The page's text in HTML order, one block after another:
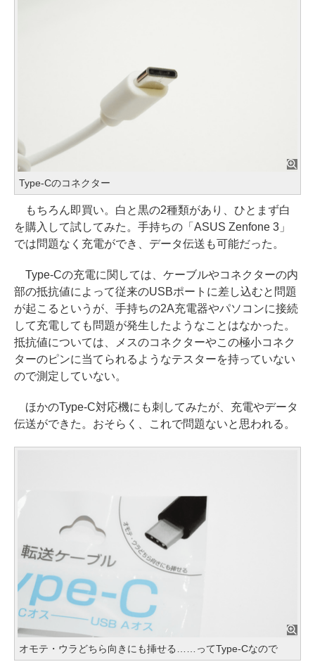
Type-Cのコネクター
もちろん即買い。白と黒の2種類があり、ひとまず白
を購入して試してみた。手持ちの「ASUS Zenfone 3」
では問題なく充電ができ、データ伝送も可能だった。
Type-Cの充電に関しては、ケーブルやコネクターの内
部の抵抗値によって従来のUSBポートに差し込むと問題
が起こるというが、手持ちの2A充電器やパソコンに接続
して充電しても問題が発生したようなことはなかった。
抵抗値については、メスのコネクターやこの極小コネク
ターのピンに当てられるようなテスターを持っていない
ので測定していない。
ほかのType-C対応機にも刺してみたが、充電やデータ
伝送ができた。おそらく、これで問題ないと思われる。
オモテ・ウラどちら向きにも挿せる……ってType-Cなので